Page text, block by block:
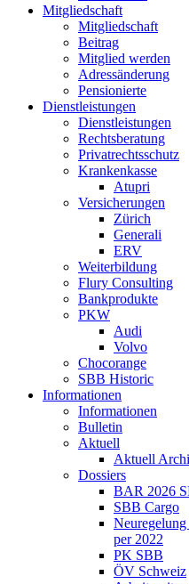
Mitgliedschaft
Mitgliedschaft
Beitrag
Mitglied werden
Adressänderung
Pensionierte
Dienstleistungen
Dienstleistungen
Rechtsberatung
Privatrechtsschutz
Krankenkasse
Atupri
Versicherungen
Zürich
Generali
ERV
Weiterbildung
Flury Consulting
Bankprodukte
PKW
Audi
Volvo
Chocorange
SBB Historic
Informationen
Informationen
Bulletin
Aktuell
Aktuell
Dossiers
BAR 2026
SBB Cargo
per 2022
PK SBB
ÖV Schweiz